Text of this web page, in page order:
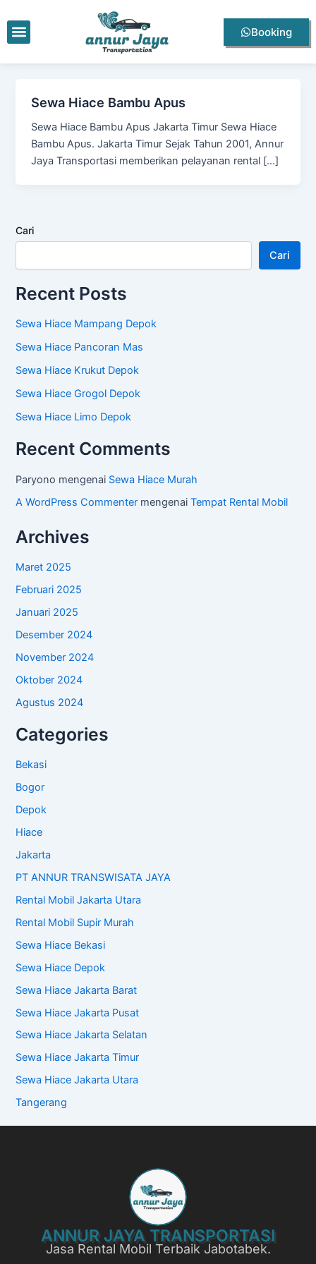
ke
konten
Menu Booking
Sewa Hiace Bambu Apus
Sewa Hiace Bambu Apus Jakarta Timur Sewa Hiace
Bambu Apus. Jakarta Timur Sejak Tahun 2001, Annur
Jaya Transportasi memberikan pelayanan rental […]
Cari
Cari
Recent Posts
Sewa Hiace Mampang Depok
Sewa Hiace Pancoran Mas
Sewa Hiace Krukut Depok
Sewa Hiace Grogol Depok
Sewa Hiace Limo Depok
Recent Comments
Paryono mengenai Sewa Hiace Murah
A WordPress Commenter mengenaiTempat Rental Mobil
Archives
Maret 2025
Februari 2025
Januari 2025
Desember 2024
November 2024
Oktober 2024
Agustus 2024
Categories
Bekasi
Bogor
Depok
Hiace
Jakarta
PT ANNUR TRANSWISATA JAYA
Rental Mobil Jakarta Utara
Rental Mobil Supir Murah
Sewa Hiace Bekasi
Sewa Hiace Depok
Sewa Hiace Jakarta Barat
Sewa Hiace Jakarta Pusat
Sewa Hiace Jakarta Selatan
Sewa Hiace Jakarta Timur
Sewa Hiace Jakarta Utara
Tangerang
ANNUR JAYA TRANSPORTASI
Jasa Rental Mobil Terbaik Jabotabek.